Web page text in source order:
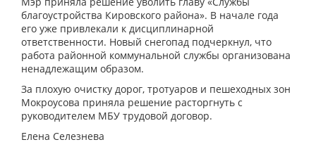
благоустройства Кировского района». В начале года
его уже привлекали к дисциплинарной
ответственности. Новый снегопад подчеркнул, что
работа районной коммунальной службы организована
ненадлежащим образом.
За плохую очистку дорог, тротуаров и пешеходных зон
Мокроусова приняла решение расторгнуть с
руководителем МБУ трудовой договор.
Елена Селезнева